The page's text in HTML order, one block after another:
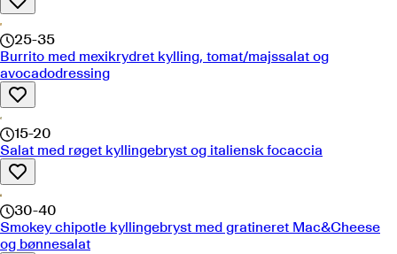
25-35
Burrito med mexikrydret kylling, tomat/majssalat og
avocadodressing
15-20
Salat med røget kyllingebryst og italiensk focaccia
30-40
Smokey chipotle kyllingebryst med gratineret Mac&Cheese
og bønnesalat